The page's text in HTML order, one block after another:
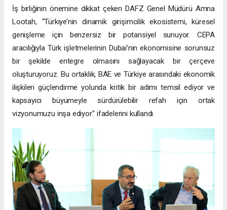
İş birliğinin önemine dikkat çeken DAFZ Genel Müdürü Amna
Lootah, “Türkiye’nin dinamik girişimcilik ekosistemi, küresel
genişleme için benzersiz bir potansiyel sunuyor. CEPA
aracılığıyla Türk işletmelerinin Dubai’nin ekonomisine sorunsuz
bir şekilde entegre olmasını sağlayacak bir çerçeve
oluşturuyoruz. Bu ortaklık, BAE ve Türkiye arasındaki ekonomik
ilişkileri güçlendirme yolunda kritik bir adımı temsil ediyor ve
kapsayıcı büyümeyle sürdürülebilir refah için ortak
vizyonumuzu inşa ediyor.” ifadelerini kullandı.